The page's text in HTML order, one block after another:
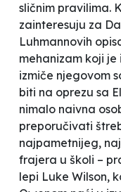
sličnim pravilima.
zainteresuju za
Luhmannovih
mehanizam koji
izmiče njegovom
biti na oprezu sa
nimalo naivna
preporučivati
najpametnijeg,
frajera u školi –
lepi Luke Wilson,